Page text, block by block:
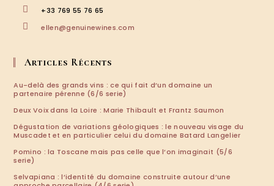
+33 769 55 76 65
ellen@genuinewines.com
Articles Récents
Au-delà des grands vins : ce qui fait d’un domaine un
partenaire pérenne (6/6 serie)
Deux Voix dans la Loire : Marie Thibault et Frantz Saumon
Dégustation de variations géologiques : le nouveau visage du
Muscadet et en particulier celui du domaine Batard Langelier
Pomino : la Toscane mais pas celle que l’on imaginait (5/6
serie)
Selvapiana : l’identité du domaine construite autour d’une